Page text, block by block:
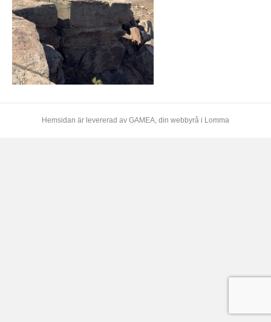
Hemsidan är levererad av GAMEA, din webbyrå i Lomma